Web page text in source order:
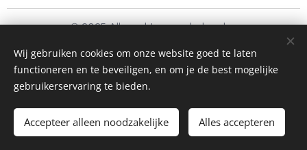
Toevoegen aan de winkelwagen
© 2025 Alle rechten voorbehouden
Schoonmaakbedrijf Frando Bv
Cookies
Wij gebruiken cookies om onze website goed te laten
functioneren en te beveiligen, en om je de best mogelijke
gebruikerservaring te bieden.
Accepteer alleen noodzakelijke Alles accepteren